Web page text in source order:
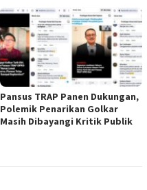
Pansus TRAP Panen Dukungan,
Polemik Penarikan Golkar
Masih Dibayangi Kritik Publik